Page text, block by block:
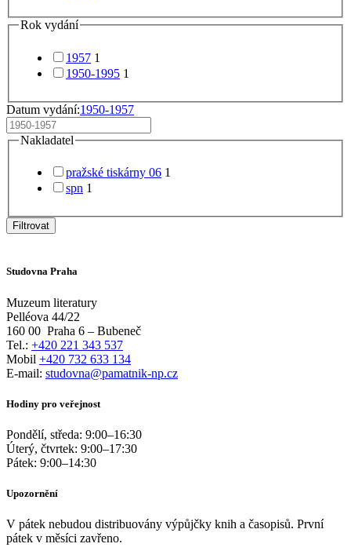
Rok vydání
1957 1
1950-1995 1
Datum vydání:1950-1957
Nakladatel
pražské tiskárny 06 1
spn 1
Filtrovat
Studovna Praha
Muzeum literatury
Pelléova 44/22
160 00 Praha 6 – Bubeneč
Tel.: +420 221 343 537
Mobil +420 732 633 134
E-mail: studovna@pamatnik-np.cz
Hodiny pro veřejnost
Pondělí, středa: 9:00–16:30
Úterý, čtvrtek: 9:00–17:30
Pátek: 9:00–14:30
Upozornění
V pátek nebudou distribuovány výpůjčky knih a časopisů. První
pátek v měsíci zavřeno.